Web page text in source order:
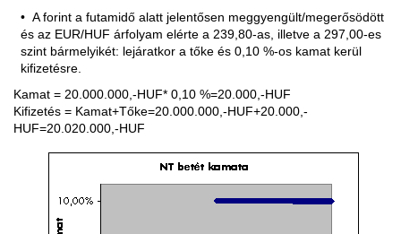
A forint a futamidő alatt jelentősen meggyengült/megerősödött
és az EUR/HUF árfolyam elérte a 239,80-as, illetve a 297,00-es
szint bármelyikét: lejáratkor a tőke és 0,10 %-os kamat kerül
kifizetésre.
Kamat = 20.000.000,-HUF* 0,10 %=20.000,-HUF
Kifizetés = Kamat+Tőke=20.000.000,-HUF+20.000,-
HUF=20.020.000,-HUF